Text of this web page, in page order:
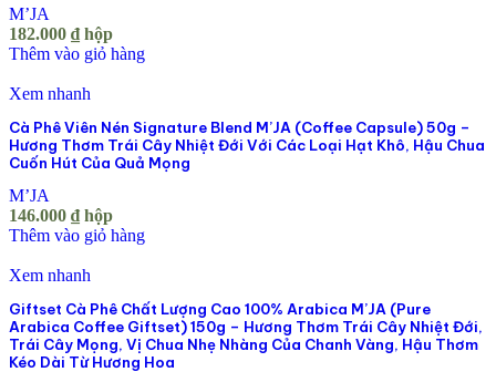
M’JA
182.000 ₫ hộp
Thêm vào giỏ hàng
Xem nhanh
Cà Phê Viên Nén Signature Blend M’JA (Coffee Capsule) 50g –
Hương Thơm Trái Cây Nhiệt Đới Với Các Loại Hạt Khô, Hậu Chua
Cuốn Hút Của Quả Mọng
M’JA
146.000 ₫ hộp
Thêm vào giỏ hàng
Xem nhanh
Giftset Cà Phê Chất Lượng Cao 100% Arabica M’JA (Pure
Arabica Coffee Giftset) 150g – Hương Thơm Trái Cây Nhiệt Đới,
Trái Cây Mọng, Vị Chua Nhẹ Nhàng Của Chanh Vàng, Hậu Thơm
Kéo Dài Từ Hương Hoa